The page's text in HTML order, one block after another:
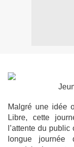
Malgré une idée
Libre, cette
l’attente du
longue journée